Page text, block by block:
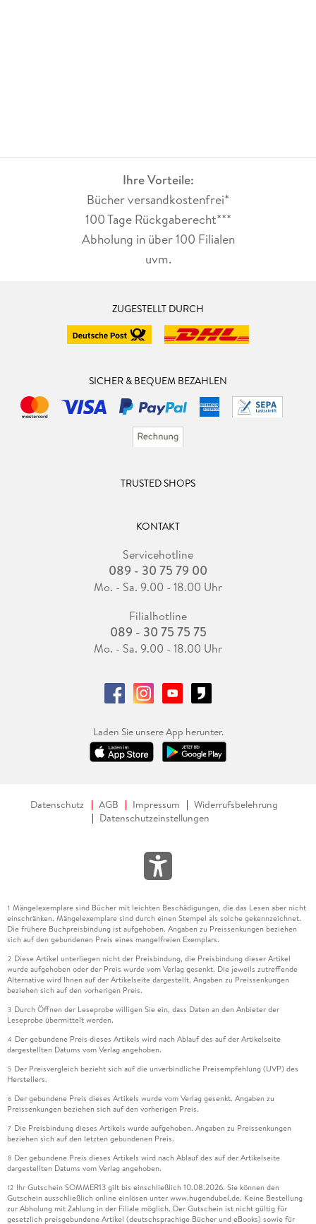
Ihre Vorteile:
Bücher versandkostenfrei*
100 Tage Rückgaberecht***
Abholung in über 100 Filialen
uvm.
ZUGESTELLT DURCH
SICHER & BEQUEM BEZAHLEN
TRUSTED SHOPS
KONTAKT
Servicehotline
089 - 30 75 79 00
Mo. - Sa. 9.00 - 18.00 Uhr
Filialhotline
089 - 30 75 75 75
Mo. - Sa. 9.00 - 18.00 Uhr
Laden Sie unsere App herunter.
Datenschutz AGB Impressum
Widerrufsbelehrung
Datenschutzeinstellungen
1 Mängelexemplare sind Bücher mit leichten Beschädigungen, die das Lesen aber nicht
einschränken. Mängelexemplare sind durch einen Stempel als solche gekennzeichnet.
Die frühere Buchpreisbindung ist aufgehoben. Angaben zu Preissenkungen beziehen
sich auf den gebundenen Preis eines mangelfreien Exemplars.
2 Diese Artikel unterliegen nicht der Preisbindung, die Preisbindung dieser Artikel
wurde aufgehoben oder der Preis wurde vom Verlag gesenkt. Die jeweils zutreffende
Alternative wird Ihnen auf der Artikelseite dargestellt. Angaben zu Preissenkungen
beziehen sich auf den vorherigen Preis.
3 Durch Öffnen der Leseprobe willigen Sie ein, dass Daten an den Anbieter der
Leseprobe übermittelt werden.
4 Der gebundene Preis dieses Artikels wird nach Ablauf des auf der Artikelseite
dargestellten Datums vom Verlag angehoben.
5 Der Preisvergleich bezieht sich auf die unverbindliche Preisempfehlung (UVP) des
Herstellers.
6 Der gebundene Preis dieses Artikels wurde vom Verlag gesenkt. Angaben zu
Preissenkungen beziehen sich auf den vorherigen Preis.
7 Die Preisbindung dieses Artikels wurde aufgehoben. Angaben zu Preissenkungen
beziehen sich auf den letzten gebundenen Preis.
8 Der gebundene Preis dieses Artikels wird nach Ablauf des auf der Artikelseite
dargestellten Datums vom Verlag angehoben.
12 Ihr Gutschein SOMMER13 gilt bis einschließlich 10.08.2026. Sie können den
Gutschein ausschließlich online einlösen unter www.hugendubel.de. Keine Bestellung
zur Abholung mit Zahlung in der Filiale möglich. Der Gutschein ist nicht gültig für
gesetzlich preisgebundene Artikel (deutschsprachige Bücher und eBooks) sowie für